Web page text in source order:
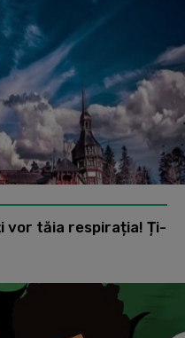
vor tăia respirația! Ți-